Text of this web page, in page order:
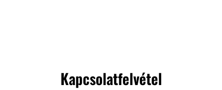
Kapcsolatfelvétel